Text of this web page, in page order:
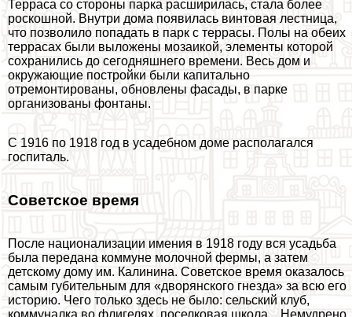
Терраса со стороны парка расширилась, стала более
роскошной. Внутри дома появилась винтовая лестница,
что позволило попадать в парк с террасы. Полы на обеих
террасах были выложены мозаикой, элементы которой
сохранились до сегодняшнего времени. Весь дом и
окружающие постройки были капитально
отремонтированы, обновлены фасады, в парке
организованы фонтаны.
С 1916 по 1918 год в усадебном доме располагался
госпиталь.
Советское время
После национализации имения в 1918 году вся усадьба
была передана коммуне молочной фермы, а затем
детскому дому им. Калинина. Советское время оказалось
самым губительным для «дворянского гнезда» за всю его
историю. Чего только здесь не было: сельский клуб,
коммуналка во флигелях, поселковая школа…Немудрено,